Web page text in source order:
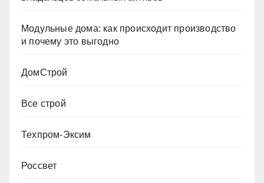
Модульные дома: как происходит производство
и почему это выгодно
ДомСтрой
Все строй
Техпром-Эксим
Россвет